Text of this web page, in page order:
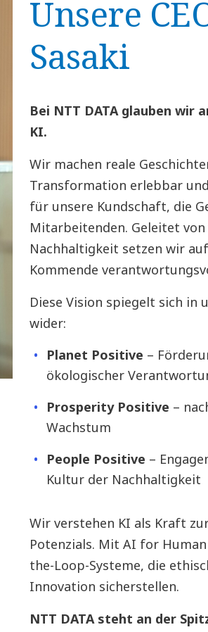
Unsere
Sasaki
Bei NTT DATA glauben wir
KI.
Wir machen reale
Transformation erlebbar
für unsere Kundschaft, die
Mitarbeitenden. Geleitet
Nachhaltigkeit setzen wir
Kommende
Diese Vision spiegelt sich in
wider:
Planet Positive –
ökologischer
Prosperity Positive –
Wachstum
People Positive –
Kultur der Nachhaltigkeit
Wir verstehen KI als Kraft
Potenzials. Mit AI for
the-Loop-Systeme, die
Innovation sicherstellen.
NTT DATA steht an der